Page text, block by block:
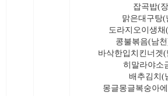
잡곡밥(
맑은대구탕(
도라지오이생채
콩불볶음(남
바삭한입치킨너겟(
히말라야소
배추김치(
몽글몽글복숭아